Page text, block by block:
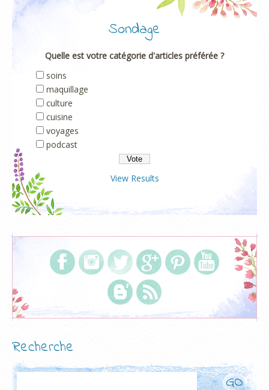
Sondage
Quelle est votre catégorie d'articles préférée ?
soins
maquillage
culture
cuisine
voyages
podcast
View Results
Recherche